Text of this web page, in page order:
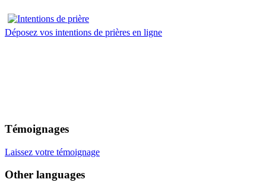
Déposez vos intentions de prières en ligne
Témoignages
Laissez votre témoignage
Other languages